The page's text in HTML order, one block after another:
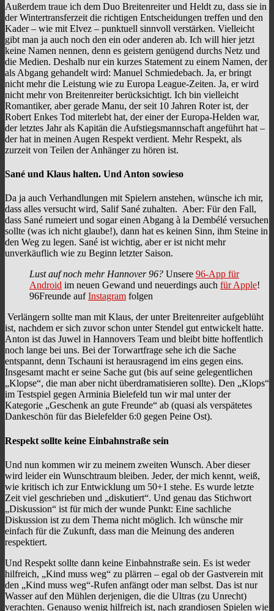
Außerdem traue ich dem Duo Breitenreiter und Heldt zu, dass sie in
der Wintertransferzeit die richtigen Entscheidungen treffen und den
Kader – wie mit Elvez – punktuell sinnvoll verstärken. Vielleicht
gibt man ja auch noch den ein oder anderen ab. Ich will hier jetzt
keine Namen nennen, denn es geistern genügend durchs Netz und
die Medien. Deshalb nur ein kurzes Statement zu einem Namen, der
als Abgang gehandelt wird: Manuel Schmiedebach. Ja, er bringt
nicht mehr die Leistung wie zu Europa League-Zeiten. Ja, er wird
nicht mehr von Breitenreiter berücksichtigt. Ich bin vielleicht
Romantiker, aber gerade Manu, der seit 10 Jahren Roter ist, der
Robert Enkes Tod miterlebt hat, der einer der Europa-Helden war,
der letztes Jahr als Kapitän die Aufstiegsmannschaft angeführt hat –
der hat in meinen Augen Respekt verdient. Mehr Respekt, als
zurzeit von Teilen der Anhänger zu hören ist.
Sané und Klaus halten. Und Anton sowieso
Da ja auch Verhandlungen mit Spielern anstehen, wünsche ich mir,
dass alles versucht wird, Salif Sané zuhalten. Aber: Für den Fall,
dass Sané rumeiert und sogar einen Abgang à la Dembélé versuchen
sollte (was ich nicht glaube!), dann hat es keinen Sinn, ihm Steine in
den Weg zu legen. Sané ist wichtig, aber er ist nicht mehr
unverkäuflich wie zu Beginn letzter Saison.
Lust auf noch mehr Hannover 96? Unsere 96-App für
Android im neuen Gewand und neuerdings auch für Apple!
96Freunde aufInstagram folgen
Verlängern sollte man mit Klaus, der unter Breitenreiter aufgeblüht
ist, nachdem er sich zuvor schon unter Stendel gut entwickelt hatte.
Anton ist das Juwel in Hannovers Team und bleibt bitte hoffentlich
noch lange bei uns. Bei der Torwartfrage sehe ich die Sache
entspannt, denn Tschauni ist herausragend im eins gegen eins.
Insgesamt macht er seine Sache gut (bis auf seine gelegentlichen
„Klopse“, die man aber nicht überdramatisieren sollte). Den „Klops“
im Testspiel gegen Arminia Bielefeld tun wir mal unter der
Kategorie „Geschenk an gute Freunde“ ab (quasi als verspätetes
Dankeschön für das Bielefelder 6:0 gegen Peine Ost).
Respekt sollte keine Einbahnstraße sein
Und nun kommen wir zu meinem zweiten Wunsch. Aber dieser
wird leider ein Wunschtraum bleiben. Jeder, der mich kennt, weiß,
wie kritisch ich zur Entwicklung um 50+1 stehe. Es wurde letzte
Zeit viel geschrieben und „diskutiert“. Und genau das Stichwort
„Diskussion“ ist für mich der wunde Punkt: Eine sachliche
Diskussion ist zu dem Thema nicht möglich. Ich wünsche mir
einfach für die Zukunft, dass man die Meinung des anderen
respektiert.
Und Respekt sollte dann keine Einbahnstraße sein. Es ist weder
hilfreich, „Kind muss weg“ zu plärren – egal ob der Gastverein mit
den „Kind muss weg“-Rufen anfängt oder man selbst. Das ist nur
Wasser auf den Mühlen derjenigen, die die Ultras (zu Unrecht)
verachten. Genauso wenig hilfreich ist, nach grandiosen Spielen wie